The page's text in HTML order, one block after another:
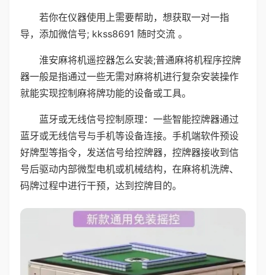
若你在仪器使用上需要帮助，想获取一对一指
导，添加微信号; kkss8691 随时交流 。
淮安麻将机遥控器怎么安装;普通麻将机程序控牌
器一般是指通过一些无需对麻将机进行复杂安装操作
就能实现控制麻将牌功能的设备或工具。
蓝牙或无线信号控制原理：一些智能控牌器通过
蓝牙或无线信号与手机等设备连接。手机端软件预设
好牌型等指令，发送信号给控牌器，控牌器接收到信
号后驱动内部微型电机或机械结构，在麻将机洗牌、
码牌过程中进行干预，达到控牌目的。